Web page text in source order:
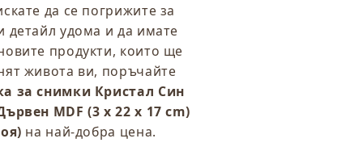
Бял
Дървен
MDF
(3
x
22
x
17
да се погрижите за
детайл удома и да имате
продукти, които ще
живота ви, поръчайте
за снимки Кристал Син
MDF (3 x 22 x 17 cm)
на най-добра цена.